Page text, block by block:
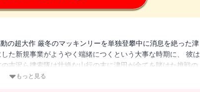
の超大作 厳冬のマッキンリーを単独登攀中に消息を絶った津
た新規事業がようやく端緒につくという大事な時期に、 彼は
吉沢ら捜索隊は壮絶な山行の末に津田が全てを賭けた挑戦の
もっと見る